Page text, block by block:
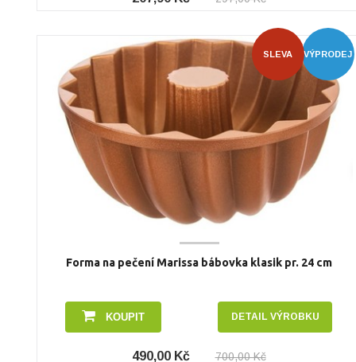
VÝPRODEJ
SLEVA
Forma na pečení Marissa bábovka klasik pr. 24 cm
KOUPIT DETAIL VÝROBKU
490,00 Kč 700,00 Kč